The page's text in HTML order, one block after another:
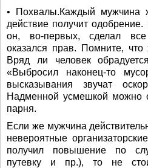
• Похвалы.Каждый мужчина
действие получит
он, во-первых, сделал все
оказался прав. Помните, что
Вряд ли человек
«Выбросил наконец-то
высказывания звучат
Надменной усмешкой можно
парня.
Если же мужчина
невероятные
получил повышение по
путевку и пр.), то не